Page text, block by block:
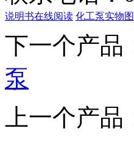
说明书在线阅读 化工泵实物图
下一个产品
泵
上一个产品